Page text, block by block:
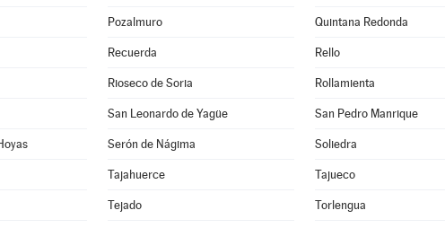
Pozalmuro Quintana Redonda
Recuerda Rello
Rioseco de Soria Rollamienta
San Leonardo de Yagüe San Pedro Manrique
Serón de Nágima Soliedra
Tajahuerce Tajueco
Tejado Torlengua